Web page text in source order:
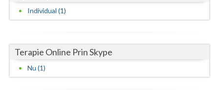
Salaj
Satu-Mare
Suceava
Teleorman
Individual (1)
Terapie Online Prin Skype
Nu (1)